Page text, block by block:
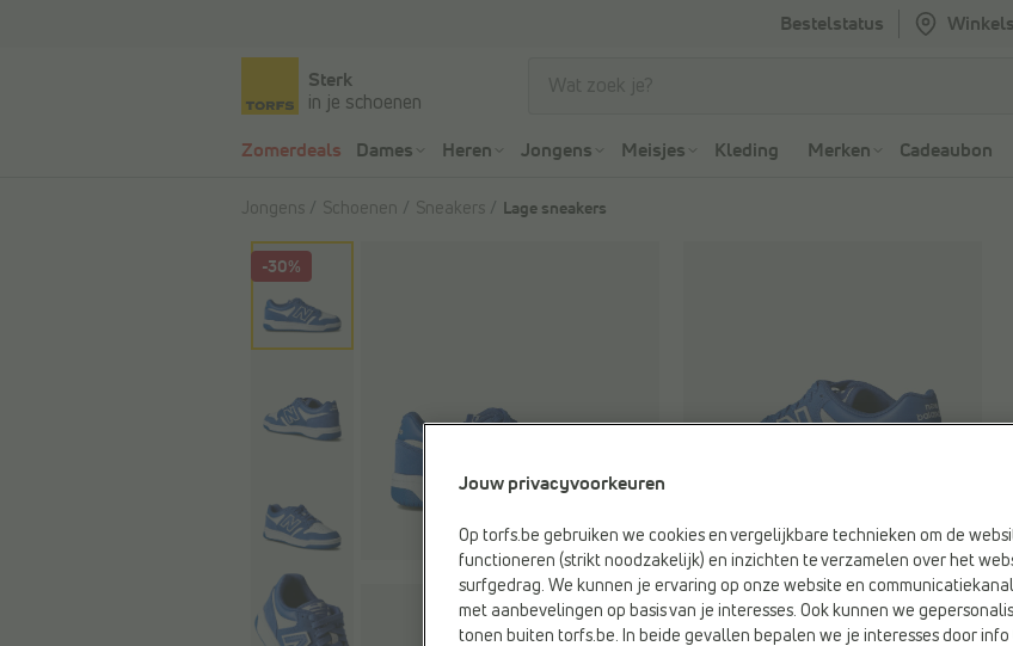
Bestelstatus Winkels
Sterk
in je schoenen
Zomerdeals Dames Heren Jongens Meisjes Kleding Merken Cadeaubon
Jongens Schoenen Sneakers Lage sneakers
-30%
Jouw privacyvoorkeuren
Op torfs.be gebruiken we cookies en vergelijkbare technieken om de
functioneren (strikt noodzakelijk) en inzichten te verzamelen over het
surfgedrag. We kunnen je ervaring op onze website en
met aanbevelingen op basis van je interesses. Ook kunnen we
tonen buiten torfs.be. In beide gevallen bepalen we je interesses door